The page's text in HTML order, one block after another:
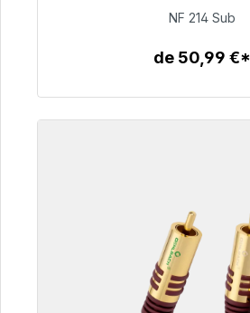
94,00 €
NF 214 Sub
de 50,99 €*